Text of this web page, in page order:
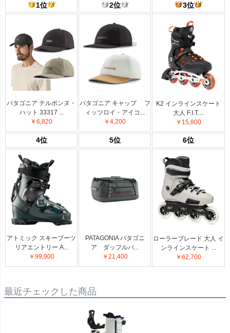
1位 2位 3位
パタゴニア テルボンヌ・
ハット 33317 ...
￥6,820
パタゴニア キャップ フ
ィッツロイ・アイコ...
￥4,200
K2 インラインスケート
大人 F.I.T....
￥15,800
4位 5位 6位
アトミック スキーブーツ
リアエントリー A...
￥99,900
PATAGONIA パタゴニ
ア ダッフルバ...
￥21,400
ローラーブレード 大人 イ
ンラインスケート ...
￥62,700
最近チェックした商品